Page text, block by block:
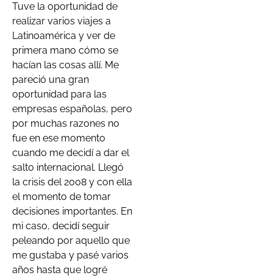
Tuve la oportunidad de
realizar varios viajes a
Latinoamérica y ver de
primera mano cómo se
hacían las cosas allí. Me
pareció una gran
oportunidad para las
empresas españolas, pero
por muchas razones no
fue en ese momento
cuando me decidí a dar el
salto internacional. Llegó
la crisis del 2008 y con ella
el momento de tomar
decisiones importantes. En
mi caso, decidí seguir
peleando por aquello que
me gustaba y pasé varios
años hasta que logré